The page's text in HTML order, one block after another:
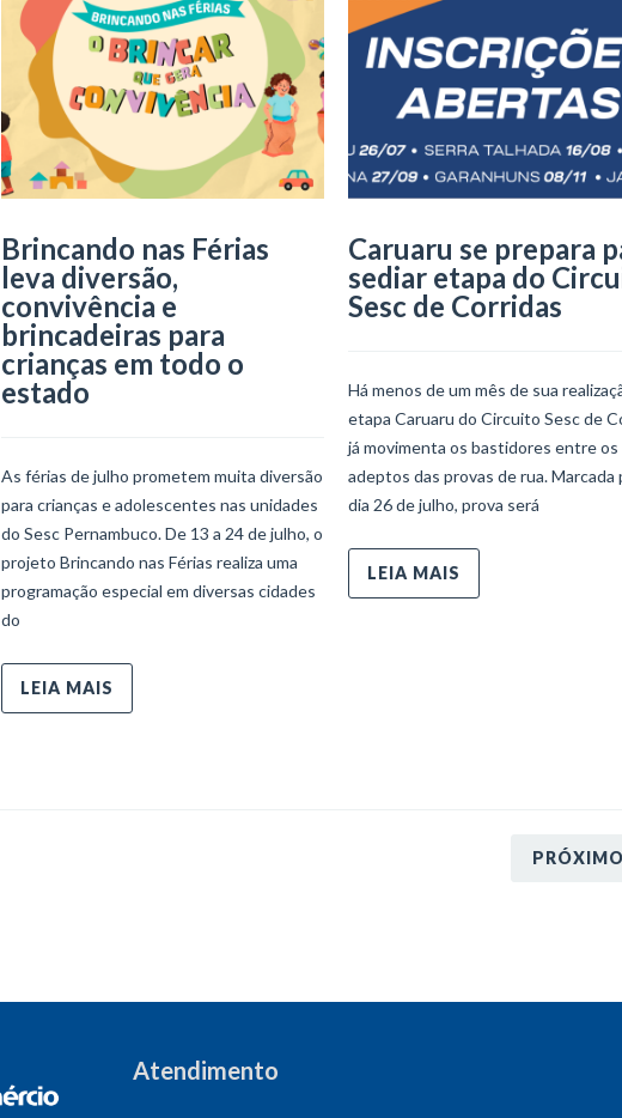
Brincando nas Férias
leva diversão,
convivência e
brincadeiras para
crianças em todo o
estado
As férias de julho prometem muita diversão
para crianças e adolescentes nas unidades
do Sesc Pernambuco. De 13 a 24 de julho, o
projeto Brincando nas Férias realiza uma
programação especial em diversas cidades
do
LEIA MAIS
Caruaru se prepara
sediar etapa do
Sesc de Corridas
Há menos de um mês de sua
etapa Caruaru do Circuito Sesc de
já movimenta os bastidores entre os
adeptos das provas de rua. Marcada
dia 26 de julho, prova será
LEIA MAIS
PRÓXIMO
Atendimento